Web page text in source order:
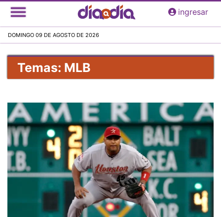
Pasar
al
principal
ingresar
DOMINGO 09 DE AGOSTO DE 2026
Temas: MLB